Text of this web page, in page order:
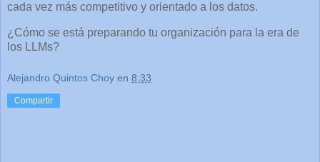
cada vez más competitivo y orientado a los datos.
¿Cómo se está preparando tu organización para la era de
los LLMs?
Alejandro Quintos Choy en 8:33
Compartir